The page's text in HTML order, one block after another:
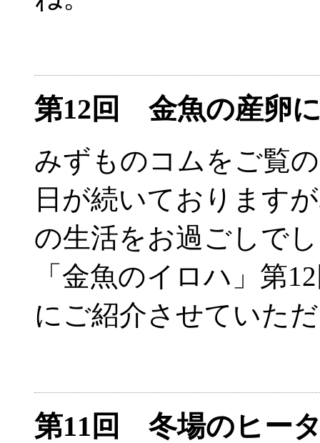
第12回 金魚の産卵
みずものコムをご覧
日が続いております
の生活をお過ごしで
「金魚のイロハ」第
にご紹介させていた
第11回 冬場のヒー